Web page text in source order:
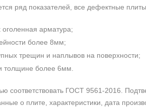
ряд показателей, все дефектные
оголенная арматура;
более 8мм;
трещин и наплывов на поверхности;
толщине более 6мм.
соответствовать ГОСТ 9561-2016.
о плите, характеристики, дата